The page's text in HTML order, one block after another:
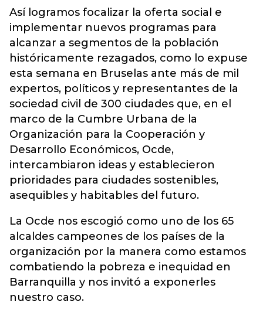
Así logramos focalizar la oferta social e
implementar nuevos programas para
alcanzar a segmentos de la población
históricamente rezagados, como lo expuse
esta semana en Bruselas ante más de mil
expertos, políticos y representantes de la
sociedad civil de 300 ciudades que, en el
marco de la Cumbre Urbana de la
Organización para la Cooperación y
Desarrollo Económicos, Ocde,
intercambiaron ideas y establecieron
prioridades para ciudades sostenibles,
asequibles y habitables del futuro.
La Ocde nos escogió como uno de los 65
alcaldes campeones de los países de la
organización por la manera como estamos
combatiendo la pobreza e inequidad en
Barranquilla y nos invitó a exponerles
nuestro caso.